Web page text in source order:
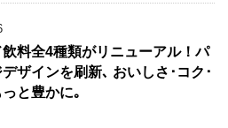
飲料全4種類がリニューアル！パ
ザインを刷新､ おいしさ･コク･
と豊かに｡